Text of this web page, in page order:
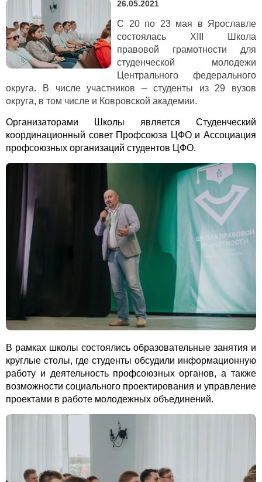
26.05.2021
С 20 по 23 мая в Ярославле
состоялась ХIII Школа
правовой грамотности для
студенческой молодежи
Центрального федерального
округа. В числе участников – студенты из 29 вузов
округа, в том числе и Ковровской академии.
Организаторами Школы является Студенческий
координационный совет Профсоюза ЦФО и Ассоциация
профсоюзных организаций студентов ЦФО.
В рамках школы состоялись образовательные занятия и
круглые столы, где студенты обсудили информационную
работу и деятельность профсоюзных органов, а также
возможности социального проектирования и управление
проектами в работе молодежных объединений.